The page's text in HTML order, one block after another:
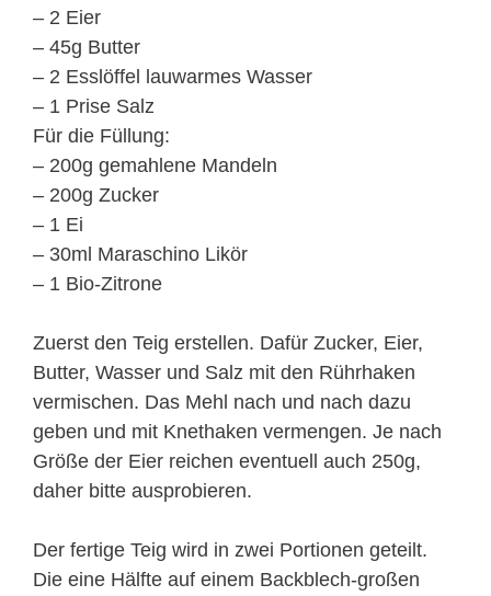
– 2 Eier
– 45g Butter
– 2 Esslöffel lauwarmes Wasser
– 1 Prise Salz
Für die Füllung:
– 200g gemahlene Mandeln
– 200g Zucker
– 1 Ei
– 30ml Maraschino Likör
– 1 Bio-Zitrone
Zuerst den Teig erstellen. Dafür Zucker, Eier,
Butter, Wasser und Salz mit den Rührhaken
vermischen. Das Mehl nach und nach dazu
geben und mit Knethaken vermengen. Je nach
Größe der Eier reichen eventuell auch 250g,
daher bitte ausprobieren.
Der fertige Teig wird in zwei Portionen geteilt.
Die eine Hälfte auf einem Backblech-großen